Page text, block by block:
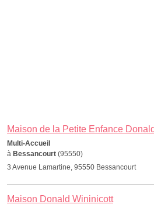
Maison de la Petite Enfance
Multi-Accueil
à Bessancourt (95550)
3 Avenue Lamartine, 95550 Bessancourt
Maison Donald Wininicott